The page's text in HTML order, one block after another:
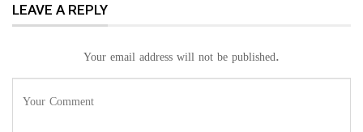
LEAVE A REPLY
Your email address will not be published.